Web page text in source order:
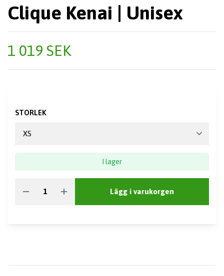
Clique Kenai | Unisex
1 019 SEK
STORLEK
I lager
Lägg i varukorgen